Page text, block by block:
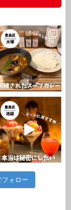
フォロー